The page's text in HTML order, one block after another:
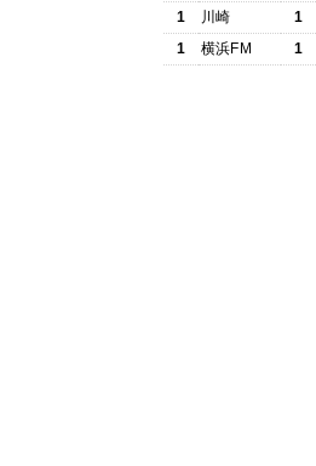
1
川崎 1
1
横浜FM 1